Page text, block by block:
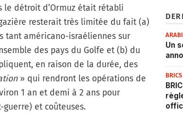
le détroit d’Ormuz était rétabli
resterait très limitée du fait (a)
tant américano-israéliennes sur
des pays du Golfe et (b) du
en raison de la durée, des
» qui rendront les opérations de
1 an et demi à 2 ans pour
et coûteuses.
Un
BRICS